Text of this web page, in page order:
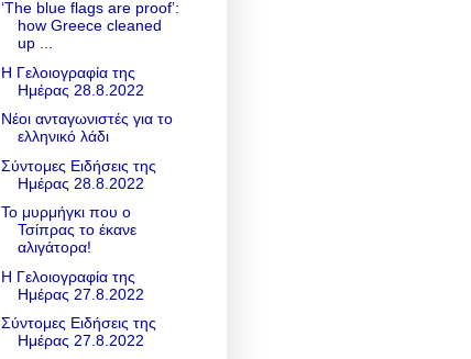
‘The blue flags are proof’:
how Greece cleaned
up ...
Η Γελοιογραφία της
Ημέρας 28.8.2022
Νέοι ανταγωνιστές για το
ελληνικό λάδι
Σύντομες Ειδήσεις της
Ημέρας 28.8.2022
Το μυρμήγκι που ο
Τσίπρας το έκανε
αλιγάτορα!
H Γελοιογραφία της
Ημέρας 27.8.2022
Σύντομες Ειδήσεις της
Ημέρας 27.8.2022